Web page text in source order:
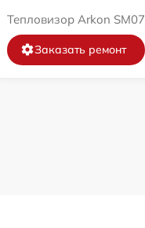
Тепловизор Arkon SM07
Заказать ремонт